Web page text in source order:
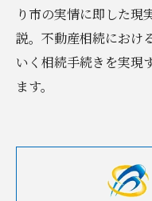
り市の実情に即した現
説。不動産相続におけ
いく相続手続きを実現
ます。